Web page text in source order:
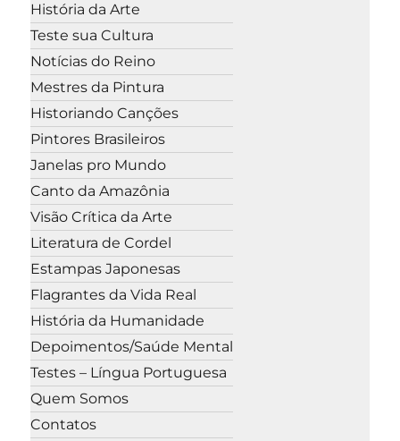
História da Arte
Teste sua Cultura
Notícias do Reino
Mestres da Pintura
Historiando Canções
Pintores Brasileiros
Janelas pro Mundo
Canto da Amazônia
Visão Crítica da Arte
Literatura de Cordel
Estampas Japonesas
Flagrantes da Vida Real
História da Humanidade
Depoimentos/Saúde Mental
Testes – Língua Portuguesa
Quem Somos
Contatos